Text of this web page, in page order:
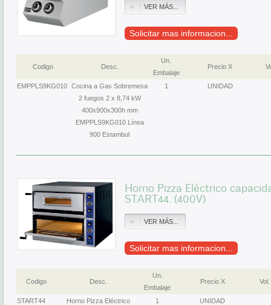
VER MÁS...
Solicitar mas informacion...
Codigo Desc.
Un.
Embalaje
Precio X
EMPPLS9KG010 Cocina a Gas Sobremesa
2 fuegos 2 x 8,74 kW
400x900x300h mm
EMPPLS9KG010 Línea
900 Estambul
1 UNIDAD
Horno Pizza Eléctrico
START44. (400V)
VER MÁS...
Solicitar mas informacion...
Codigo Desc.
Un.
Embalaje
Precio X Vol.
START44
Horno Pizza Eléctrico
1 UNIDAD